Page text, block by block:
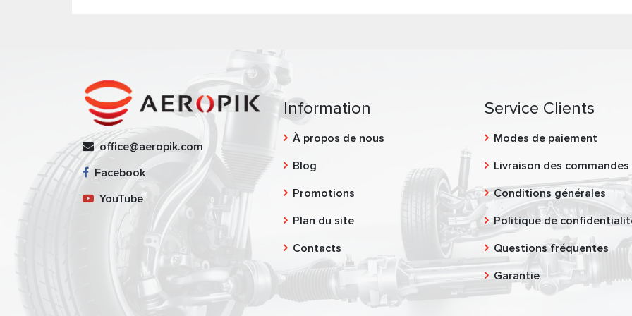
office@aeropik.com
Facebook
YouTube
Information
À propos de nous
Blog
Promotions
Plan du site
Contacts
Service Clients
Modes de paiement
Livraison des commandes
Conditions générales
Politique de
Questions fréquentes
Garantie